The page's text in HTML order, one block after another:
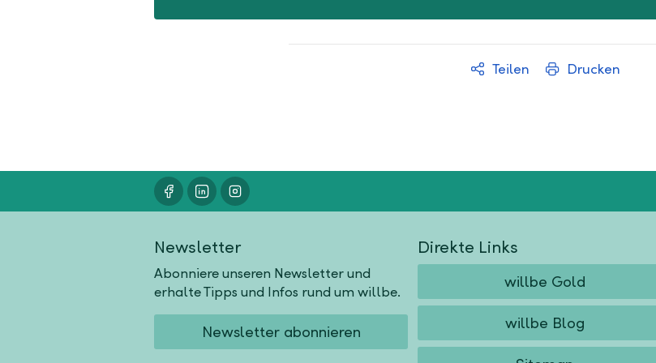
Teilen Drucken
Newsletter
Abonniere unseren Newsletter und
erhalte Tipps und Infos rund um willbe.
Newsletter abonnieren
Direkte Links
willbe Gold
willbe Blog